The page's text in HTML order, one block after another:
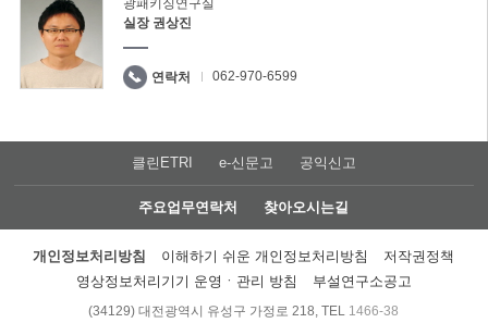
광패키징연구실
실장 권상진
연락처 062-970-6599
클린ETRI e-신문고 공익신고
주요업무연락처 찾아오시는길
개인정보처리방침 이해하기 쉬운 개인정보처리방침
저작권정책
영상정보처리기기 운영ㆍ관리 방침
부설연구소공고
(34129) 대전광역시 유성구 가정로 218, TEL 1466-38